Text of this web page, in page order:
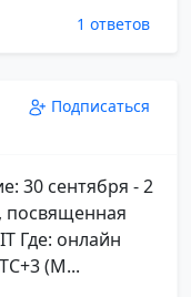
1 ответов
Подписаться
30 сентября - 2
посвященная
Где: онлайн
(М...